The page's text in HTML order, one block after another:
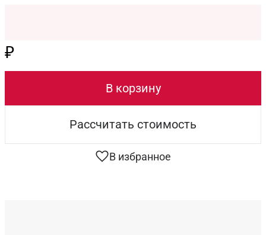
₽
В корзину
В избранное
Рассчитать стоимость